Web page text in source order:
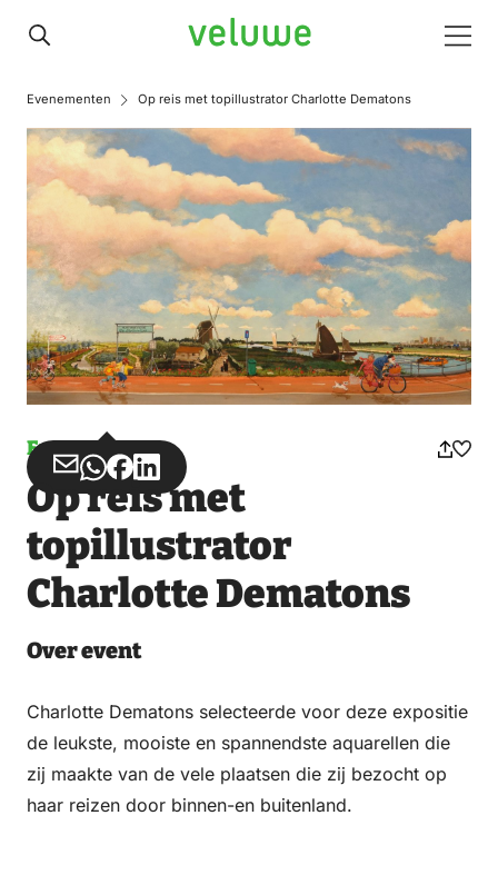
Veluwe
Evenementen Op reis met topillustrator Charlotte Dematons
Event
Share
via
Email
Share
via
WhatsApp
Share
on
Facebook
Share
on
LinkedIn
Op reis met
topillustrator
Charlotte Dematons
Over event
Charlotte Dematons selecteerde voor deze expositie
de leukste, mooiste en spannendste aquarellen die
zij maakte van de vele plaatsen die zij bezocht op
haar reizen door binnen-en buitenland.